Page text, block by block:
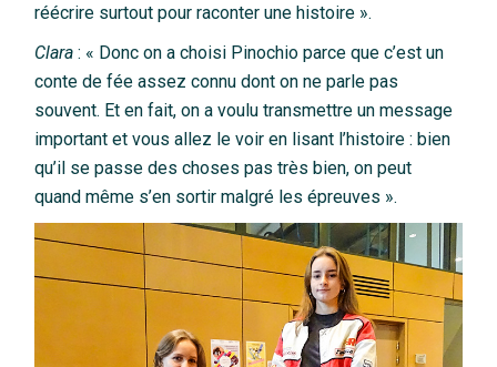
réécrire surtout pour raconter une histoire ».
Clara : « Donc on a choisi Pinochio parce que c’est un
conte de fée assez connu dont on ne parle pas
souvent. Et en fait, on a voulu transmettre un message
important et vous allez le voir en lisant l’histoire : bien
qu’il se passe des choses pas très bien, on peut
quand même s’en sortir malgré les épreuves ».